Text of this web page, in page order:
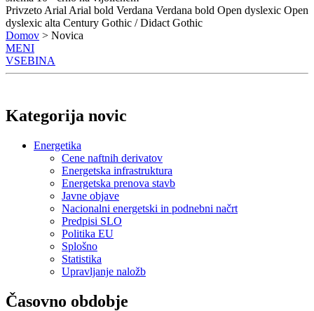
Privzeto Arial Arial bold Verdana Verdana bold Open dyslexic Open
dyslexic alta Century Gothic / Didact Gothic
Domov > Novica
MENI
VSEBINA
Kategorija novic
Energetika
Cene naftnih derivatov
Energetska infrastruktura
Energetska prenova stavb
Javne objave
Nacionalni energetski in podnebni načrt
Predpisi SLO
Politika EU
Splošno
Statistika
Upravljanje naložb
Časovno obdobje